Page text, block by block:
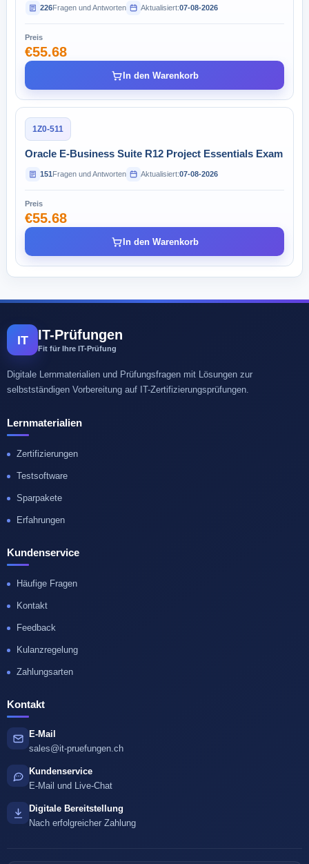
226Fragen und Antworten Aktualisiert:07-08-2026
Preis
€55.68
In den Warenkorb
1Z0-511
Oracle E-Business Suite R12 Project Essentials Exam
151Fragen und Antworten Aktualisiert:07-08-2026
Preis
€55.68
In den Warenkorb
IT IT-Prüfungen
Fit für Ihre IT-Prüfung
Digitale Lernmaterialien und Prüfungsfragen mit Lösungen zur
selbstständigen Vorbereitung auf IT-Zertifizierungsprüfungen.
Lernmaterialien
Zertifizierungen
Testsoftware
Sparpakete
Erfahrungen
Kundenservice
Häufige Fragen
Kontakt
Feedback
Kulanzregelung
Zahlungsarten
Kontakt
E-Mail
sales@it-pruefungen.ch
Kundenservice
E-Mail und Live-Chat
Digitale Bereitstellung
Nach erfolgreicher Zahlung